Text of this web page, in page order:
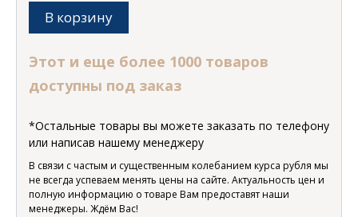
В корзину
Этот и еще более 1000 товаров
доступны под заказ
*Остальные товары вы можете заказать по телефону
или написав нашему менеджеру
В связи с частым и существенным колебанием курса рубля мы
не всегда успеваем менять цены на сайте. Актуальность цен и
полную информацию о товаре Вам предоставят наши
менеджеры. Ждём Вас!